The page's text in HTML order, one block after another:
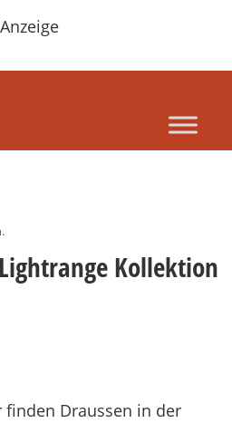
Anzeige
Kollektion
finden Draussen in der